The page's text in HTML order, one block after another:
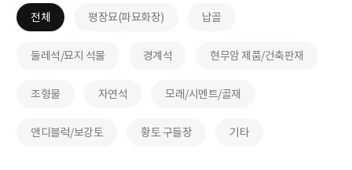
전체 평장묘(파묘화장) 납골
둘레석/묘지 석물 경계석 현무암 제품/건축판재
조형물 자연석 모래/시멘트/골재
앤디블럭/보강토 황토 구들장 기타